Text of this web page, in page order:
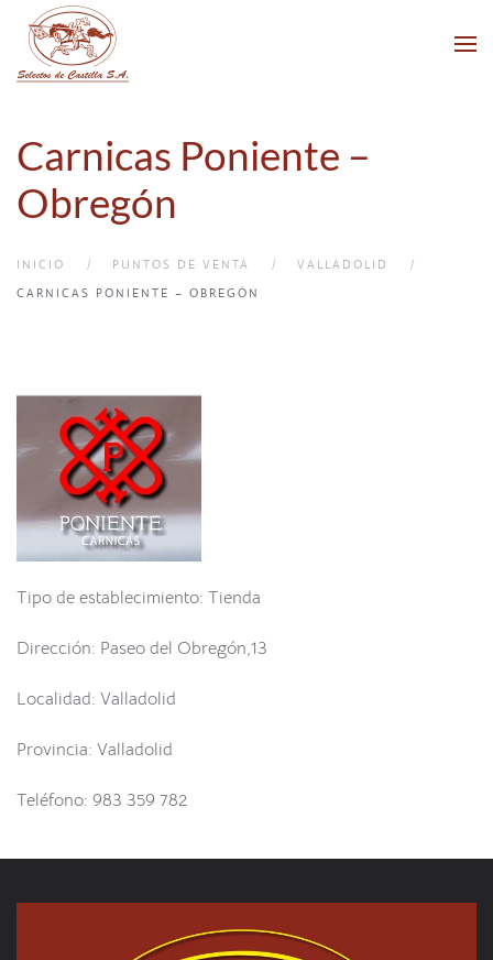
Skip to main content
Carnicas Poniente –
Obregón
INICIO PUNTOS DE VENTA
VALLADOLID
CARNICAS PONIENTE – OBREGÓN
Tipo de establecimiento: Tienda
Dirección: Paseo del Obregón,13
Localidad: Valladolid
Provincia: Valladolid
Teléfono: 983 359 782